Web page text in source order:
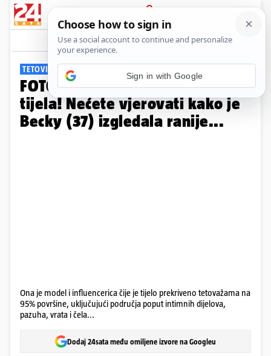
PRIJAVA
Galerija Komentari
TETOVIRALA I INTIMNI DIO
FOTO Tetovažama prekrila 95%
tijela! Nećete vjerovati kako je
Becky (37) izgledala ranije...
Ona je model i influencerica čije je tijelo prekriveno tetovažama na
95% površine, uključujući područja poput intimnih dijelova,
pazuha, vrata i čela...
Dodaj 24sata među omiljene izvore na Googleu
Sign in with Google